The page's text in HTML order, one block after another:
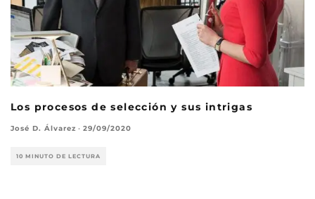
Los procesos de selección y sus intrigas
José D. Álvarez · 29/09/2020
10 MINUTO DE LECTURA